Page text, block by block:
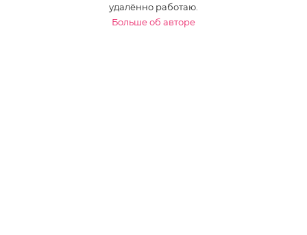
удалённо работаю.
Больше об авторе